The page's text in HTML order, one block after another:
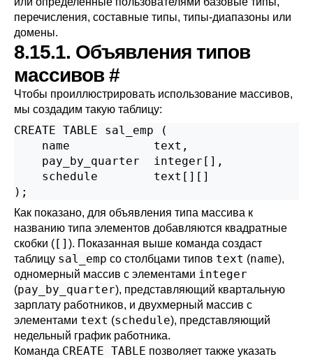
перечисления, составные типы, типы-диапазоны или
домены.
8.15.1. Объявления типов
массивов #
Чтобы проиллюстрировать использование массивов,
мы создадим такую таблицу:
CREATE TABLE sal_emp (
    name            text,
    pay_by_quarter  integer[],
    schedule        text[][]
);
Как показано, для объявления типа массива к
названию типа элементов добавляются квадратные
скобки ([] ). Показанная выше команда создаст
таблицу sal_emp со столбцами типов text (name),
одномерный массив с элементами integer
(pay_by_quarter), представляющий квартальную
зарплату работников, и двухмерный массив с
элементами text (schedule), представляющий
недельный график работника.
Команда CREATE TABLE позволяет также указать